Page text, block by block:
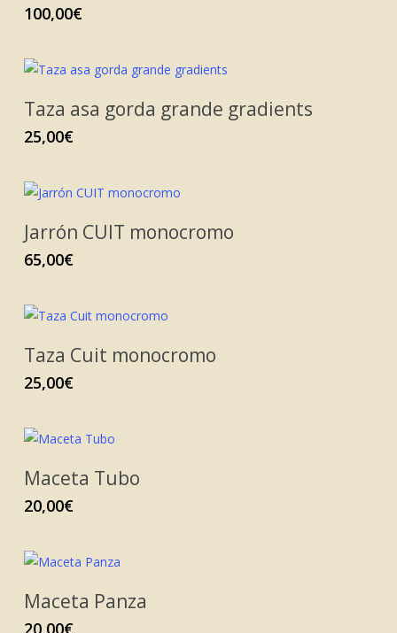
100,00€
Taza asa gorda grande gradients
25,00€
Jarrón CUIT monocromo
65,00€
Taza Cuit monocromo
25,00€
Maceta Tubo
20,00€
Maceta Panza